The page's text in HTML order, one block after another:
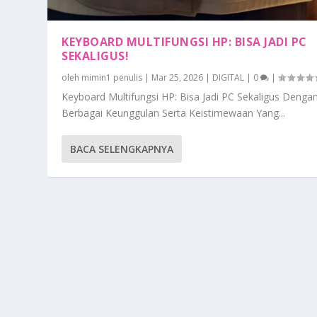
KEYBOARD MULTIFUNGSI HP: BISA JADI PC
SEKALIGUS!
oleh mimin1 penulis | Mar 25, 2026 | DIGITAL | 0 |
Keyboard Multifungsi HP: Bisa Jadi PC Sekaligus
Berbagai Keunggulan Serta Keistimewaan Yang...
BACA SELENGKAPNYA